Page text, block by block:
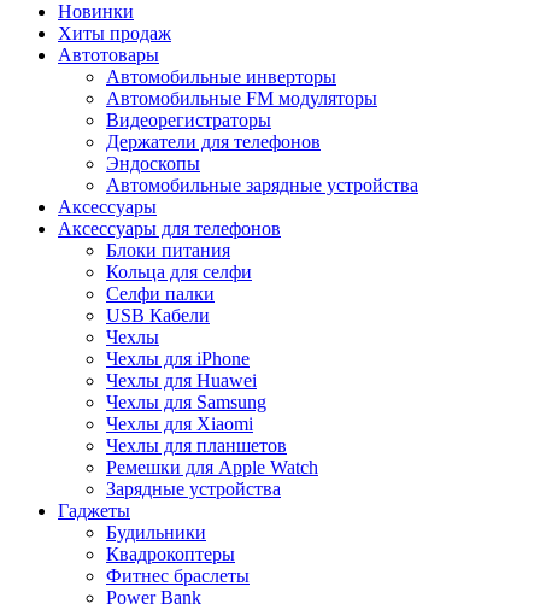
Новинки
Хиты продаж
Автотовары
Автомобильные инверторы
Автомобильные FM модуляторы
Видеорегистраторы
Держатели для телефонов
Эндоскопы
Автомобильные зарядные устройства
Аксессуары
Аксессуары для телефонов
Блоки питания
Кольца для селфи
Селфи палки
USB Кабели
Чехлы
Чехлы для iPhone
Чехлы для Huawei
Чехлы для Samsung
Чехлы для Xiaomi
Чехлы для планшетов
Ремешки для Apple Watch
Зарядные устройства
Гаджеты
Будильники
Квадрокоптеры
Фитнес браслеты
Power Bank